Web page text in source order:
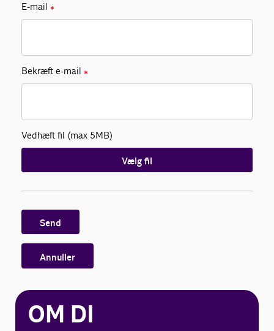
E-mail ✱
Bekræft e-mail ✱
Vedhæft fil (max 5MB)
Vælg fil
Send
Annuller
OM DI